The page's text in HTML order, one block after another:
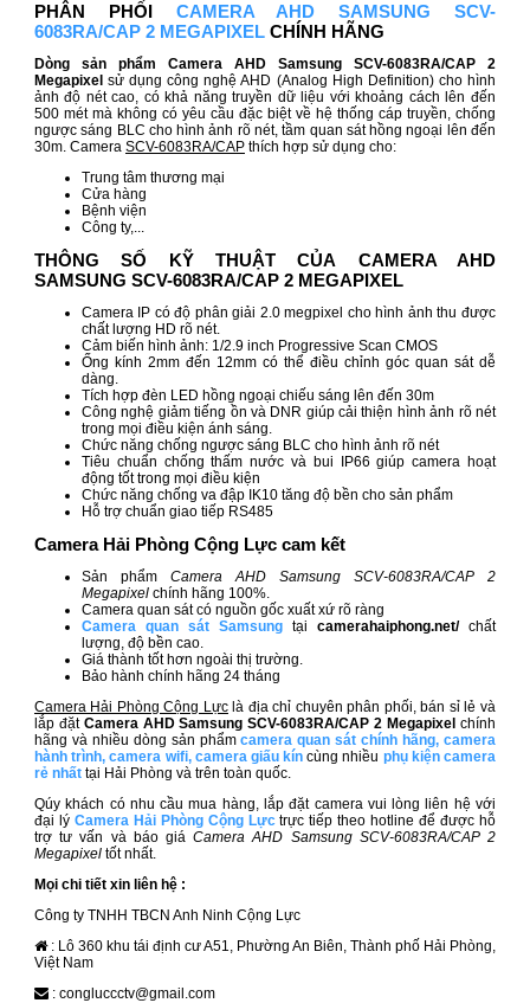
PHÂN PHỐI CAMERA AHD SAMSUNG SCV-
6083RA/CAP 2 MEGAPIXELCHÍNH HÃNG
Dòng sản phẩm Camera AHD Samsung SCV-6083RA/CAP 2
Megapixel sử dụng công nghệ AHD (Analog High Definition) cho hình
ảnh độ nét cao, có khả năng truyền dữ liệu với khoảng cách lên đến
500 mét mà không có yêu cầu đặc biệt về hệ thống cáp truyền, chống
ngược sáng BLC cho hình ảnh rõ nét, tầm quan sát hồng ngoại lên đến
30m. Camera SCV-6083RA/CAPthích hợp sử dụng cho:
Trung tâm thương mại
Cửa hàng
Bệnh viện
Công ty,...
THÔNG SỐ KỸ THUẬT CỦA CAMERA AHD
SAMSUNG SCV-6083RA/CAP 2 MEGAPIXEL
Camera IP có độ phân giải 2.0 megpixel cho hình ảnh thu được
chất lượng HD rõ nét.
Cảm biến hình ảnh: 1/2.9 inch Progressive Scan CMOS
Ống kính 2mm đến 12mm có thể điều chỉnh góc quan sát dễ
dàng.
Tích hợp đèn LED hồng ngoại chiếu sáng lên đến 30m
Công nghệ giảm tiếng ồn và DNR giúp cải thiện hình ảnh rõ nét
trong mọi điều kiện ánh sáng.
Chức năng chống ngược sáng BLC cho hình ảnh rõ nét
Tiêu chuẩn chống thấm nước và bui IP66 giúp camera hoạt
động tốt trong mọi điều kiện
Chức năng chống va đập IK10 tăng độ bền cho sản phẩm
Hỗ trợ chuẩn giao tiếp RS485
Camera Hải Phòng Cộng Lực cam kết
Sản phẩm
Camera AHD Samsung SCV-6083RA/CAP 2
Megapixel chính hãng 100%.
Camera quan sát có nguồn gốc xuất xứ rõ ràng
Camera quan sát Samsungtại camerahaiphong.net/chất
lượng, độ bền cao.
Giá thành tốt hơn ngoài thị trường.
Bảo hành chính hãng 24 tháng
Camera Hải Phòng Cộng Lựclà địa chỉ chuyên phân phối, bán sỉ lẻ và
lắp đặt Camera AHD Samsung SCV-6083RA/CAP 2 Megapixel chính
hãng và nhiều dòng sản phẩmcamera quan sát chính hãng,camera
hành trình,camera wifi, camera giấu kín cùng nhiều phụ kiện camera
rẻ nhấttại Hải Phòng và trên toàn quốc.
Qúy khách có nhu cầu mua hàng, lắp đặt camera vui lòng liên hệ với
đại lý Camera Hải Phòng Cộng Lực trực tiếp theo hotline để được hỗ
trợ tư vấn và báo giáCamera AHD Samsung SCV-6083RA/CAP 2
Megapixel tốt nhất.
Mọi chi tiết xin liên hệ :
Công ty TNHH TBCN Anh Ninh Cộng Lực
: Lô 360 khu tái định cư A51, Phường An Biên, Thành phố Hải Phòng,
Việt Nam
: congluccctv@gmail.com